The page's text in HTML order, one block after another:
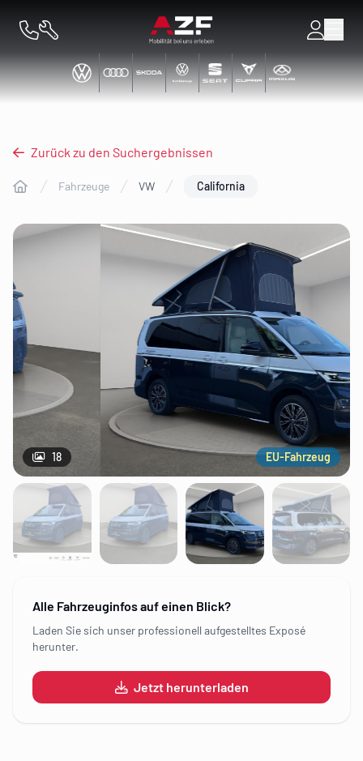
Zurück zu den Suchergebnissen
Fahrzeuge VW California
18 EU-Fahrzeug
Alle Fahrzeuginfos auf einen Blick?
Laden Sie sich unser professionell aufgestelltes Exposé
herunter.
Jetzt herunterladen